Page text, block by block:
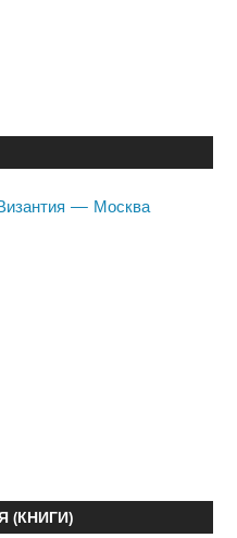
— Москва
(КНИГИ)